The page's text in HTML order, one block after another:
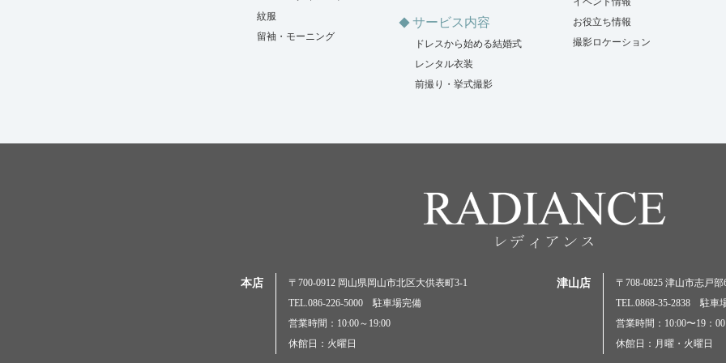
紋服
留袖・モーニング
サービス内容
ドレスから始める結婚式
レンタル衣装
前撮り・挙式撮影
お役立ち情報
撮影ロケーション
本店
〒700-0912 岡山県岡山市北区大供表町3-1
TEL.086-226-5000 駐車場完備
営業時間：10:00～19:00
休館日：火曜日
津山店
〒708-0825 津山市志戸部
TEL.0868-35-2838 駐車
営業時間：10:00〜19：00
休館日：月曜・火曜日